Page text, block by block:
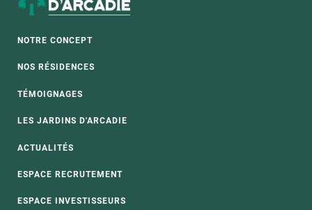
NOTRE CONCEPT
NOS RÉSIDENCES
TÉMOIGNAGES
LES JARDINS D'ARCADIE
ACTUALITÉS
ESPACE RECRUTEMENT
ESPACE INVESTISSEURS